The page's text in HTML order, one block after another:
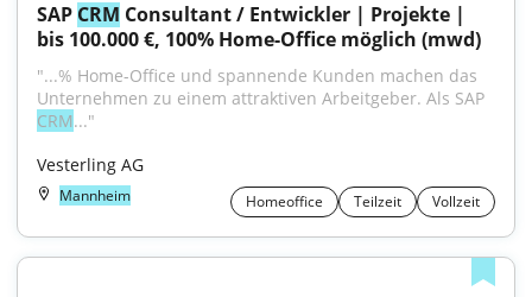
SAP CRM Consultant / Entwickler | Projekte |
bis 100.000 €, 100% Home-Office möglich (mwd)
"...% Home-Office und spannende Kunden machen das
CRM..."
Vesterling AG
Mannheim Homeoffice Teilzeit Vollzeit